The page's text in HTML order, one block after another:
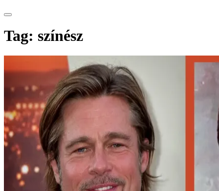
Tag: színész